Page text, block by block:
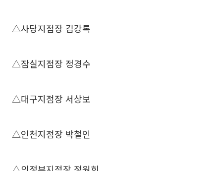
△사당지점장 김강록
△잠실지점장 정경수
△대구지점장 서상보
△인천지점장 박철인